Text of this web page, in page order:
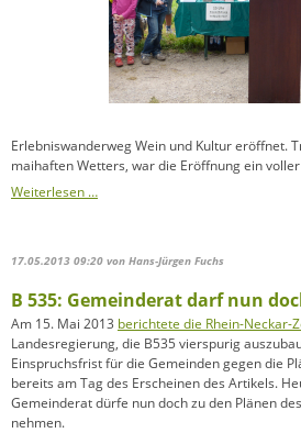
Erlebniswanderweg Wein und Kultur eröffnet.
maihaften Wetters, war die Eröffnung ein
Weiterlesen …
17.05.2013 09:20 von Hans-Jürgen Fuchs
B 535: Gemeinderat darf nun
Am 15. Mai 2013 berichtete die Rhein-Neckar-
Landesregierung, die B535 vierspurig
Einspruchsfrist für die Gemeinden gegen die
bereits am Tag des Erscheinen des Artikels.
Gemeinderat dürfe nun doch zu den Plänen
nehmen.